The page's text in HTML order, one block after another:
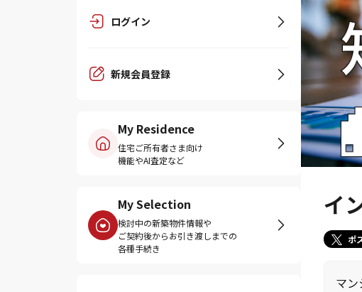
ログイン
新規会員登録
My Residence
住宅ご所有者さま向け
機能やAI査定など
My Selection
検討中の新築物件情報や
ご契約後からお引き渡しまでの
各種手続き
イ
ポ
マ